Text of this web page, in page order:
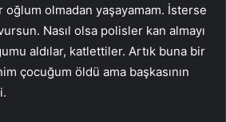
olmadan yaşayamam. İsterse
Nasıl olsa polisler kan almayı
aldılar, katlettiler. Artık buna bir
çocuğum öldü ama başkasının